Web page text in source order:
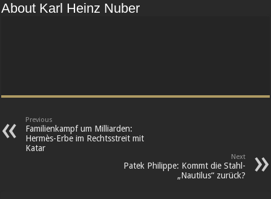
About Karl Heinz Nuber
Previous
Familienkampf um Milliarden:
Hermès-Erbe im Rechtsstreit mit
Katar
Next
Patek Philippe: Kommt die Stahl-
„Nautilus“ zurück?